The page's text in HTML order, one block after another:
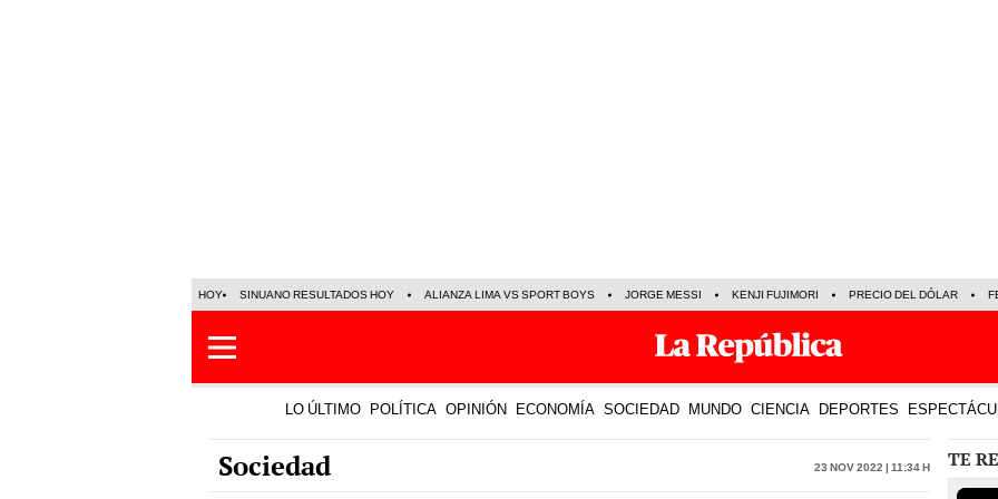
HOY SINUANO RESULTADOS HOY ALIANZA LIMA VS SPORT BOYS JORGE MESSI KENJI FUJIMORI PRECIO DEL DÓLAR
LO ÚLTIMO POLÍTICA OPINIÓN ECONOMÍA SOCIEDAD MUNDO CIENCIA DEPORTES
Sociedad 23 Nov 2022 | 11:34 h TE